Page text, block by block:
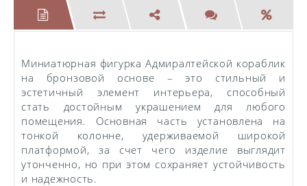
Миниатюрная фигурка Адмиралтейской кораблик
на бронзовой основе – это стильный и
эстетичный элемент интерьера, способный
стать достойным украшением для любого
помещения. Основная часть установлена на
тонкой колонне, удерживаемой широкой
платформой, за счет чего изделие выглядит
утонченно, но при этом сохраняет устойчивость
и надежность.